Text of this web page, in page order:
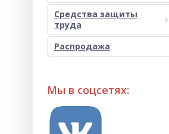
Средства защиты
труда
Распродажа
Мы в соцсетях: